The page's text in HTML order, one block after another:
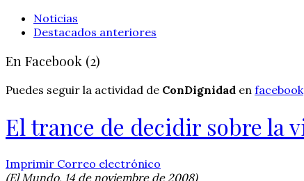
Noticias
Destacados anteriores
En Facebook (2)
Puedes seguir la actividad de ConDignidad en facebook
El trance de decidir sobre la
Imprimir Correo electrónico
(El Mundo, 14 de noviembre de 2008)